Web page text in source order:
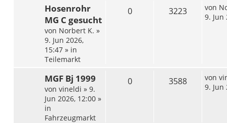
Hosenrohr
MG C gesucht
von Norbert K. »
9. Jun 2026,
15:47 » in
Teilemarkt
0 3223 von
9. Jun
MGF Bj 1999
von vineldi » 9.
Jun 2026, 12:00 »
in
Fahrzeugmarkt
0 3588 von
9. Jun